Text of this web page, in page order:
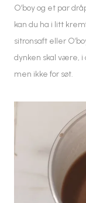
O’boy og et par
kan du ha i litt
sitronsaft eller
dynken skal være,
men ikke for søt.